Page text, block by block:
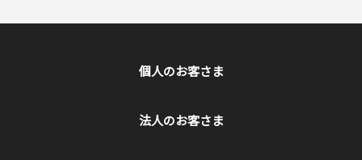
個人のお客さま
法人のお客さま